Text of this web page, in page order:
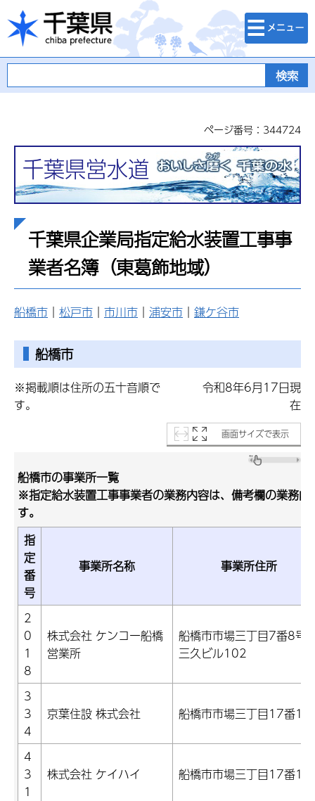
千葉県
検索・メニュ
ー
ページ番号：344724
千葉県営水道
千葉県企業局指定給水装置工事事
業者名簿（東葛飾地域）
船橋市 ｜ 松戸市 ｜ 市川市 ｜ 浦安市 ｜ 鎌ケ谷市
船橋市
※掲載順は住所の五十音順で
す。
令和8年6月17日現
在
画面サイズで表示
船橋市の事業所一覧
※指定給水装置工事事業者の業務内容は、備考欄の業務
す。
指
定
番
号
事業所名称 事業所住所
2
0
1
8
株式会社 ケンコー船橋
営業所
船橋市市場三丁目7番8号
三久ビル102
3
3
4
京葉住設 株式会社 船橋市市場三丁目17番1号
4
3
1
株式会社 ケイハイ 船橋市市場三丁目17番1号